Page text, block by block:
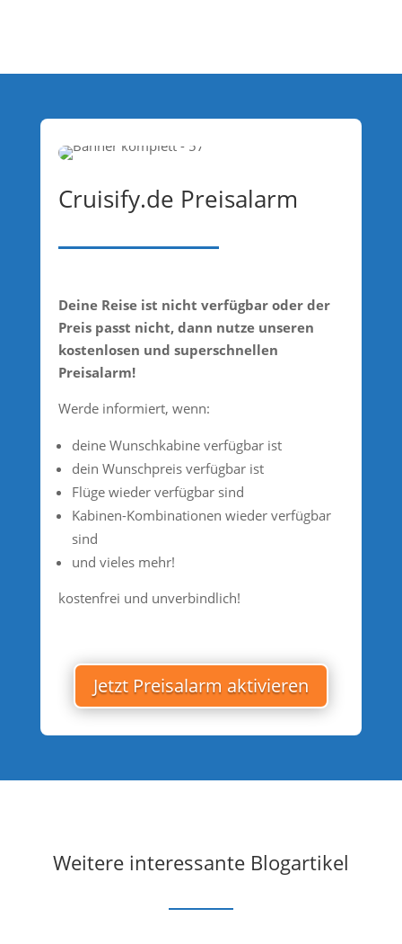
Cruisify.de Preisalarm
Deine Reise ist nicht verfügbar oder der
Preis passt nicht, dann nutze unseren
kostenlosen und superschnellen
Preisalarm!
Werde informiert, wenn:
deine Wunschkabine verfügbar ist
dein Wunschpreis verfügbar ist
Flüge wieder verfügbar sind
Kabinen-Kombinationen wieder verfügbar
sind
und vieles mehr!
kostenfrei und unverbindlich!
Jetzt Preisalarm aktivieren
Weitere interessante Blogartikel